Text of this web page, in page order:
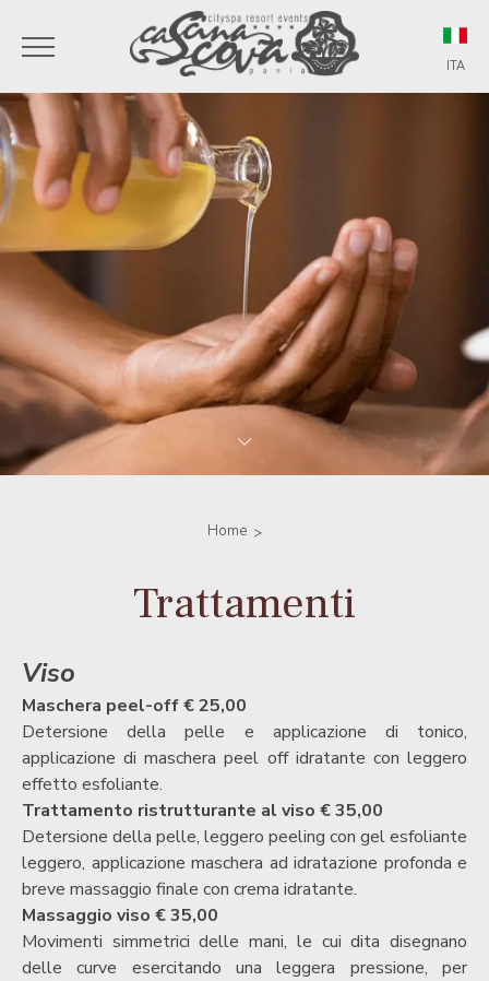
ITA
Home
Trattamenti
Viso
Maschera peel-off € 25,00
Detersione della pelle e applicazione di tonico,
applicazione di maschera peel off idratante con leggero
effetto esfoliante.
Trattamento ristrutturante al viso € 35,00
Detersione della pelle, leggero peeling con gel esfoliante
leggero, applicazione maschera ad idratazione profonda e
breve massaggio finale con crema idratante.
Massaggio viso € 35,00
Movimenti simmetrici delle mani, le cui dita disegnano
delle curve esercitando una leggera pressione, per